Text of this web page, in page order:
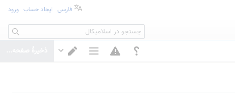
فارسی ایجاد حساب ورود
جستجو